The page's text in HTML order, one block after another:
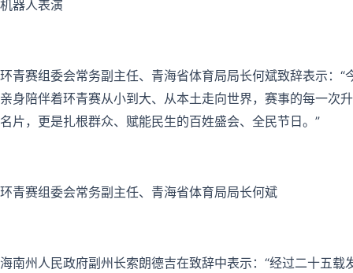
机器人表演
环青赛组委会常务副主任、青海省体育局局长何斌致辞表示：
亲身陪伴着环青赛从小到大、从本土走向世界，赛事的每一次
名片，更是扎根群众、赋能民生的百姓盛会、全民节日。”
环青赛组委会常务副主任、青海省体育局局长何斌
海南州人民政府副州长索朗德吉在致辞中表示：“经过二十五